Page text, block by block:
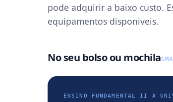
pode adquirir a baixo custo.
equipamentos disponiveis.
No seu bolso ou mochila
ENSINO FUNDAMENTAL II A